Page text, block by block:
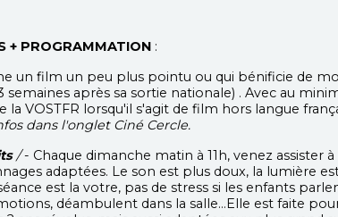
+ PROGRAMMATION :
un film un peu plus pointu ou qui bénificie de
semaines après sa sortie nationale) . Avec au
la VOSTFR lorsqu'il s'agit de film hors langue
dans l'onglet Ciné Cercle.
/- Chaque dimanche matin à 11h, venez assister à
adaptées. Le son est plus doux, la lumière
est la votre, pas de stress si les enfants
déambulent dans la salle...Elle est faite